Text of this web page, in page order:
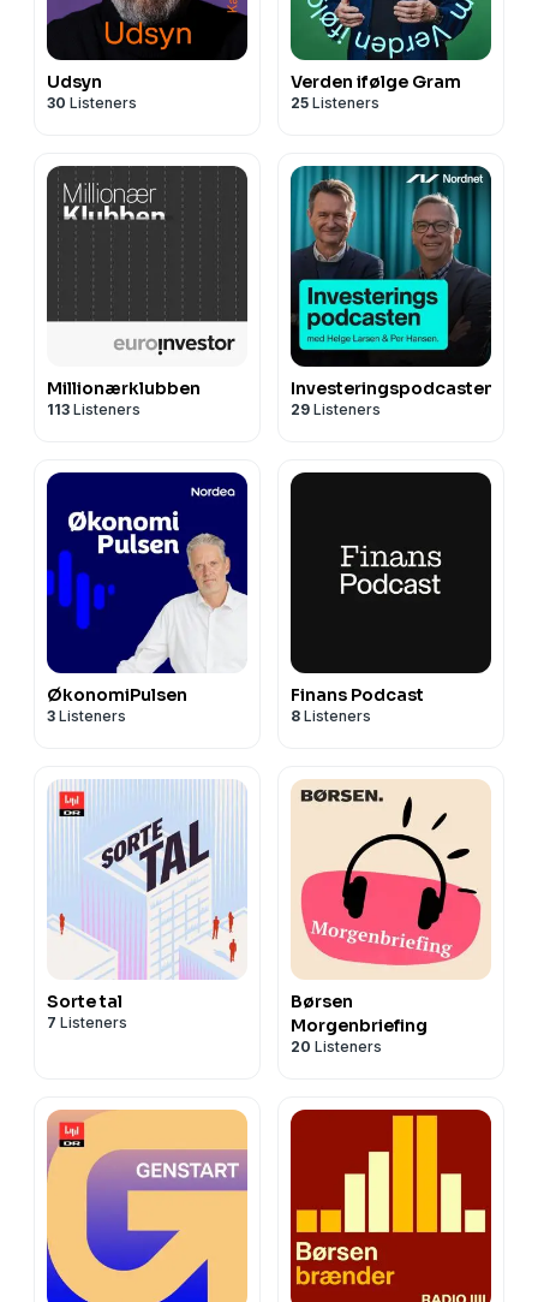
Udsyn
30 Listeners
Verden ifølge Gram
25 Listeners
Millionærklubben
113 Listeners
Investeringspodcasten
29 Listeners
ØkonomiPulsen
3 Listeners
Finans Podcast
8 Listeners
Sorte tal
7 Listeners
Børsen
Morgenbriefing
20 Listeners